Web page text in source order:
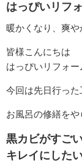
はっぴいリフ
暖かくなり、爽や
皆様こんにちは
はっぴいリフォー
今回は先日行った
お風呂の修繕をや
黒カビがすご
キレイにした